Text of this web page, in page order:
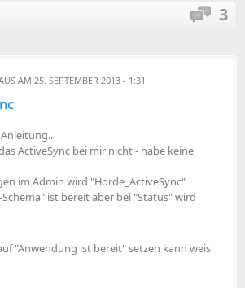
3
AM 25. SEPTEMBER 2013 - 1:31
ActiveSync bei mir nicht - habe keine
im Admin wird "Horde_ActiveSync"
Schema" ist bereit aber bei "Status" wird
"Anwendung ist bereit" setzen kann weis